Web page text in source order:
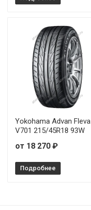
Yokohama Advan Fleva
V701 215/45R18 93W
от 18 270 ₽
Подробнее